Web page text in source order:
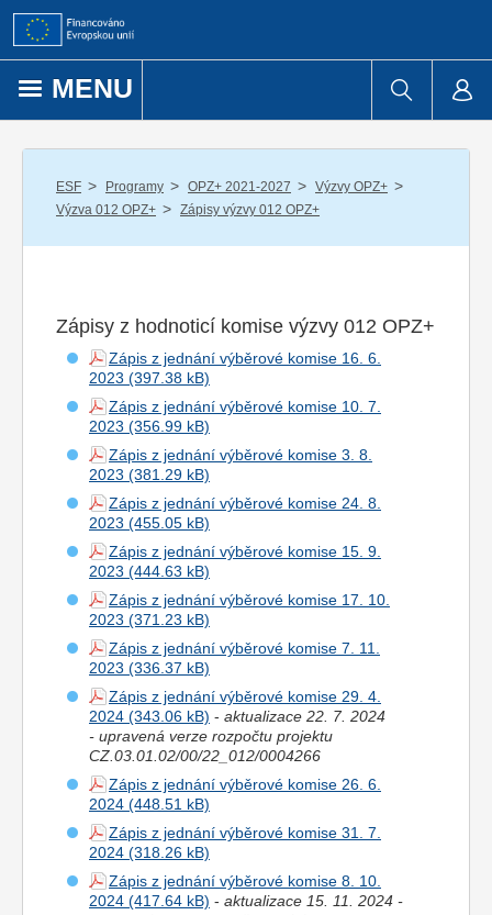
Přejít k obsahu
MENU
ESF / Programy / OPZ+ 2021-2027 / Výzvy OPZ+ /
Výzva 012 OPZ+ / Zápisy výzvy 012 OPZ+
Zápisy z hodnoticí komise výzvy 012 OPZ+
Zápis z jednání výběrové komise 16. 6.
2023
Zápis z jednání výběrové komise 10. 7.
2023
Zápis z jednání výběrové komise 3. 8.
2023
Zápis z jednání výběrové komise 24. 8.
2023
Zápis z jednání výběrové komise 15. 9.
2023
Zápis z jednání výběrové komise 17. 10.
2023
Zápis z jednání výběrové komise 7. 11.
2023
Zápis z jednání výběrové komise 29. 4.
2024
- aktualizace 22. 7. 2024
- upravená verze rozpočtu projektu
CZ.03.01.02/00/22_012/0004266
Zápis z jednání výběrové komise 26. 6.
2024
Zápis z jednání výběrové komise 31. 7.
2024
Zápis z jednání výběrové komise 8. 10.
2024
- aktualizace 15. 11. 2024 -